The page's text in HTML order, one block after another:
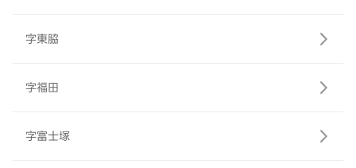
字東脇
字福田
字富士塚